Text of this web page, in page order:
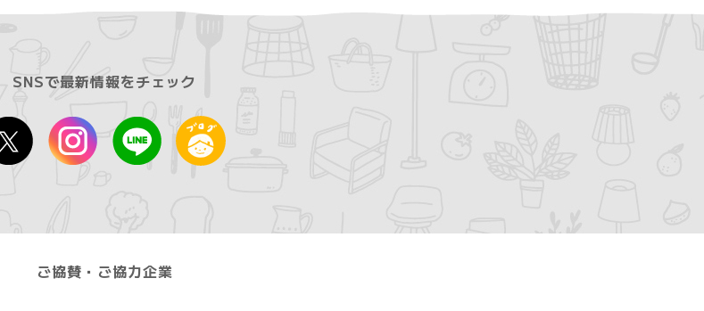
SNSで最新情報をチェック
ご協賛・ご協力企業